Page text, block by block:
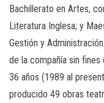
Bachillerato en Artes,
Literatura Inglesa; y
Gestión y
de la compañía sin
36 años (1989 al
producido 49 obras